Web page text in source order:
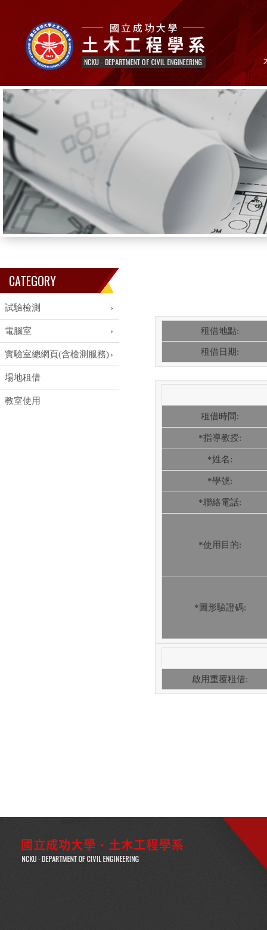
CATEGORY
試驗檢測
電腦室
實驗室總網頁(含檢測服務)
場地租借
教室使用
租借地點:
租借日期:
租借時間:
*指導教授:
*姓名:
*學號:
*聯絡電話:
*使用目的:
*圖形驗證碼:
啟用重覆租借: